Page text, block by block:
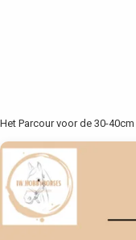
Het Parcour voor de 30-